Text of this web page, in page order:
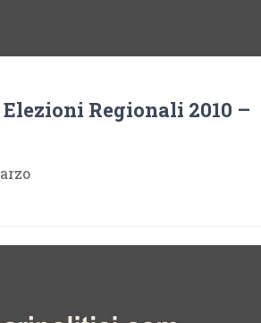
Regionali 2010 –